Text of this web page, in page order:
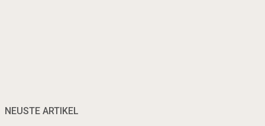
NEUSTE ARTIKEL